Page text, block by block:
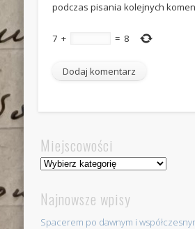
podczas pisania kolejnych
7 + = 8
Miejscowości
Miejscowości
Najnowsze wpisy
Spacerem po dawnym i